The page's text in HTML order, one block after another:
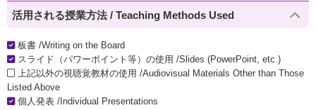
活用される授業方法 / Teaching Methods Used
板書 /Writing on the Board
スライド（パワーポイント等）の使用 /Slides (PowerPoint, etc.)
上記以外の視聴覚教材の使用 /Audiovisual Materials Other than Those
Listed Above
個人発表 /Individual Presentations